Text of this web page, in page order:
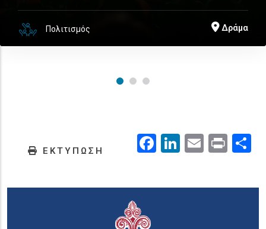
Πολιτισμός Δράμα
ΕΚΤΥΠΩΣΗ Facebook
LinkedIn
EmailPrint